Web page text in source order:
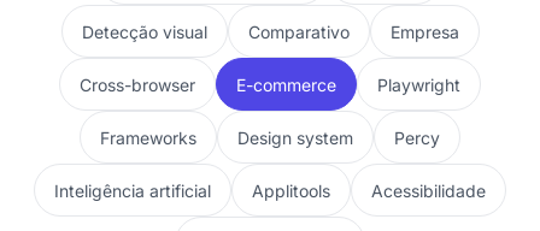
Detecção visual Comparativo Empresa
Cross-browser E-commerce Playwright
Frameworks Design system Percy
Inteligência artificial Applitools Acessibilidade